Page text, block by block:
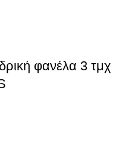
φανέλα 3 τμχ